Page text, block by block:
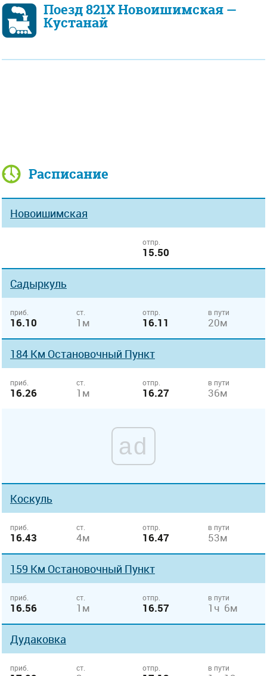
Поезд 821Х Новоишимская —
Кустанай
Расписание
Новоишимская
отпр.
15.50
Садыркуль
приб.
16.10
ст.
1м
отпр.
16.11
в пути
20м
184 Км Остановочный Пункт
приб.
16.26
ст.
1м
отпр.
16.27
в пути
36м
ad
Коскуль
приб.
16.43
ст.
4м
отпр.
16.47
в пути
53м
159 Км Остановочный Пункт
приб.
16.56
ст.
1м
отпр.
16.57
в пути
1ч 6м
Дудаковка
приб. ст. отпр. в пути